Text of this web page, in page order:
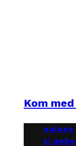
Kom
pulsen
vi